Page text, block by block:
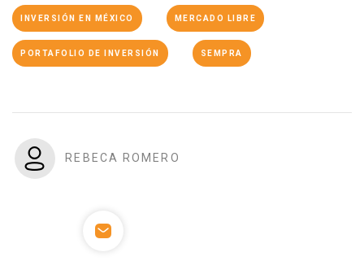
INVERSIÓN EN MÉXICO MERCADO LIBRE
PORTAFOLIO DE INVERSIÓN SEMPRA
REBECA ROMERO